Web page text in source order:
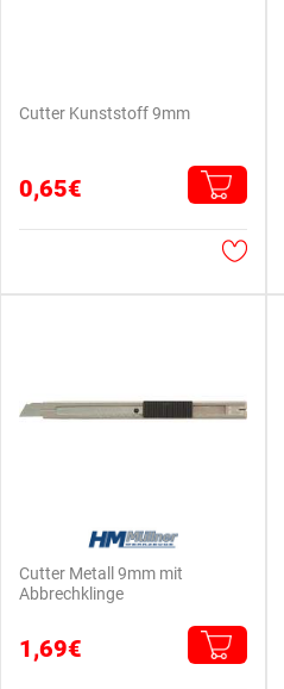
Cutter Kunststoff 9mm
0,65€
Cutter Metall 9mm mit
Abbrechklinge
1,69€